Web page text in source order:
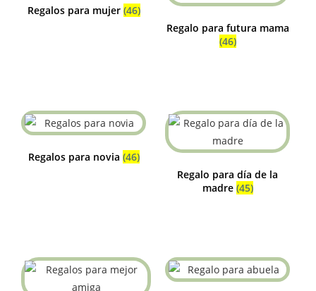
Regalos para mujer (46)
Regalo para futura mama
(46)
Regalos para novia (46)
Regalo para día de la
madre (45)